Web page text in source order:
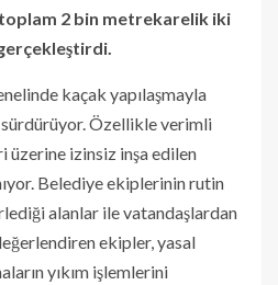
2 bin metrekarelik iki
gerçekleştirdi.
kaçak yapılaşmayla
Özellikle verimli
üzerine izinsiz inşa edilen
Belediye ekiplerinin rutin
alanlar ile vatandaşlardan
ekipler, yasal
yıkım işlemlerini